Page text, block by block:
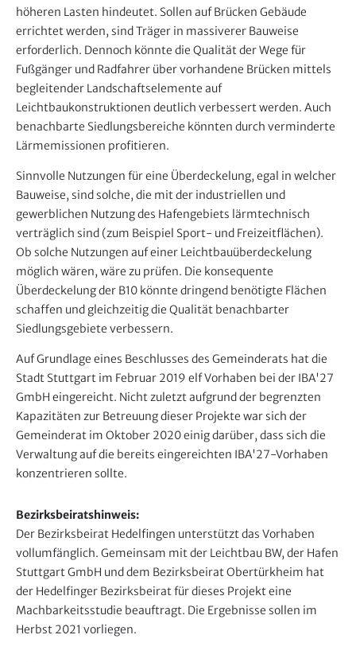
höheren Lasten hindeutet. Sollen auf Brücken Gebäude
errichtet werden, sind Träger in massiverer Bauweise
erforderlich. Dennoch könnte die Qualität der Wege für
Fußgänger und Radfahrer über vorhandene Brücken mittels
begleitender Landschaftselemente auf
Leichtbaukonstruktionen deutlich verbessert werden. Auch
benachbarte Siedlungsbereiche könnten durch verminderte
Lärmemissionen profitieren.
Sinnvolle Nutzungen für eine Überdeckelung, egal in welcher
Bauweise, sind solche, die mit der industriellen und
gewerblichen Nutzung des Hafengebiets lärmtechnisch
verträglich sind (zum Beispiel Sport- und Freizeitflächen).
Ob solche Nutzungen auf einer Leichtbauüberdeckelung
möglich wären, wäre zu prüfen. Die konsequente
Überdeckelung der B10 könnte dringend benötigte Flächen
schaffen und gleichzeitig die Qualität benachbarter
Siedlungsgebiete verbessern.
Auf Grundlage eines Beschlusses des Gemeinderats hat die
Stadt Stuttgart im Februar 2019 elf Vorhaben bei der IBA'27
GmbH eingereicht. Nicht zuletzt aufgrund der begrenzten
Kapazitäten zur Betreuung dieser Projekte war sich der
Gemeinderat im Oktober 2020 einig darüber, dass sich die
Verwaltung auf die bereits eingereichten IBA'27-Vorhaben
konzentrieren sollte.
Bezirksbeiratshinweis:
Der Bezirksbeirat Hedelfingen unterstützt das Vorhaben
vollumfänglich. Gemeinsam mit der Leichtbau BW, der Hafen
Stuttgart GmbH und dem Bezirksbeirat Obertürkheim hat
der Hedelfinger Bezirksbeirat für dieses Projekt eine
Machbarkeitsstudie beauftragt. Die Ergebnisse sollen im
Herbst 2021 vorliegen.